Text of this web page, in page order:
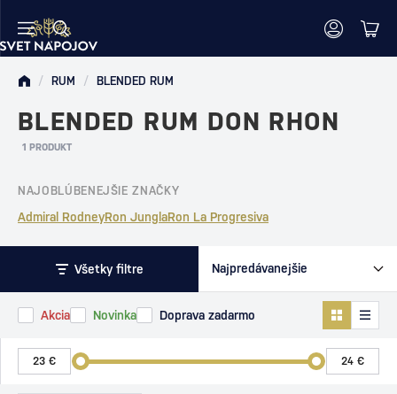
/ RUM / BLENDED RUM
BLENDED RUM DON RHON
1 PRODUKT
NAJOBLÚBENEJŠIE ZNAČKY
Admiral RodneyRon JunglaRon La Progresiva
Všetky filtre
Akcia Novinka Doprava zadarmo